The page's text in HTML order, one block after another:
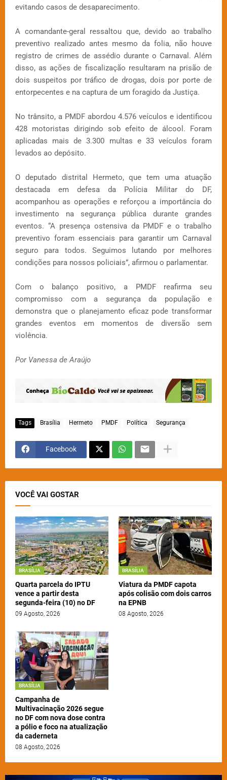
evitando casos de desaparecimento.
A comandante-geral ressaltou que, devido ao trabalho
preventivo realizado antes mesmo da folia, não houve
registro de crimes de assédio durante o Carnaval. Além
disso, as ações de fiscalização resultaram na prisão de
dois suspeitos por tráfico de drogas, dois por porte de
entorpecentes e na captura de um foragido da Justiça.
No trânsito, a PMDF abordou 4.576 veículos e identificou
428 motoristas dirigindo sob efeito de álcool. Foram
aplicadas mais de 3.300 multas e 33 veículos foram
levados ao depósito.
O deputado distrital Hermeto, que tem uma atuação
destacada em defesa da Polícia Militar do DF,
acompanhou as operações e reforçou a importância do
investimento na segurança pública durante grandes
eventos. “A presença ostensiva da PMDF e o trabalho
preventivo foram essenciais para garantir um Carnaval
seguro para todos. Seguimos lutando por melhores
condições para nossos policiais”, afirmou o parlamentar.
Com o balanço positivo, a PMDF reafirma seu
compromisso com a segurança da população e
demonstra que o planejamento eficaz pode transformar
grandes eventos em momentos de diversão sem
violência.
Por Vanessa de Araújo
Tags Brasília Hermeto PMDF Política Segurança
Facebook
VOCÊ VAI GOSTAR
BRASÍLIA
Quarta parcela do IPTU
vence a partir desta
segunda-feira (10) no DF
09 Agosto, 2026
BRASÍLIA
Viatura da PMDF capota
após colisão com dois carros
na EPNB
08 Agosto, 2026
BRASÍLIA
Campanha de
Multivacinação 2026 segue
no DF com nova dose contra
a pólio e foco na atualização
da caderneta
08 Agosto, 2026